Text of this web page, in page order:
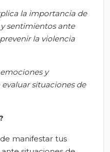
la importancia de
sentimientos ante
la violencia
y
situaciones de
manifestar tus